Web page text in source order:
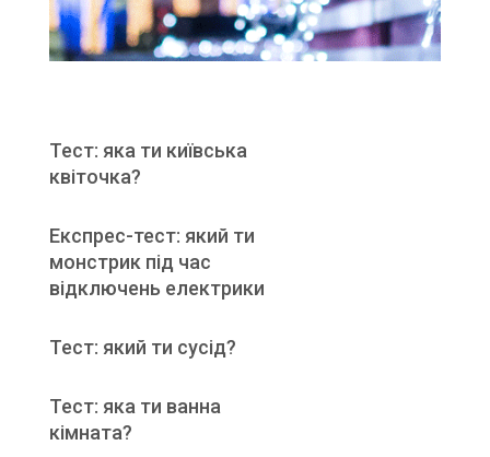
Тест: яка ти київська
квіточка?
Експрес-тест: який ти
монстрик під час
відключень електрики
Тест: який ти сусід?
Тест: яка ти ванна
кімната?